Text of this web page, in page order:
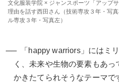
文化服装学院 × ジャンスポーツ「アップ
理由を話す西田さん（技術専攻３年・写
ル専攻３年・写真左）
「happy warriors」にはミ
く、未来や生物の要素もあ
かきたてられそうなテーマで